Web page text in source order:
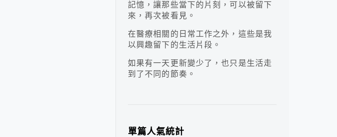
記憶，讓那些當下的片刻，可以被留下
來，再次被看見。
在醫療相關的日常工作之外，這些是我
以興趣留下的生活片段。
如果有一天更新變少了，也只是生活走
到了不同的節奏。
單篇人氣統計